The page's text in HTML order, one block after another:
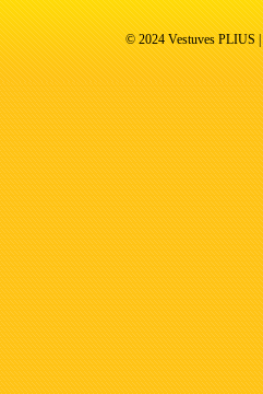
© 2024 Vestuves PLIUS